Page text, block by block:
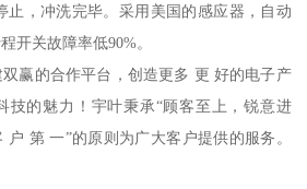
止，冲洗完毕。采用美国的感应器，自动
开关故障率低90%。
赢的合作平台，创造更多 更 好的电子产
技的魅力！宇叶秉承“顾客至上，锐意进
第 一”的原则为广大客户提供的服务。